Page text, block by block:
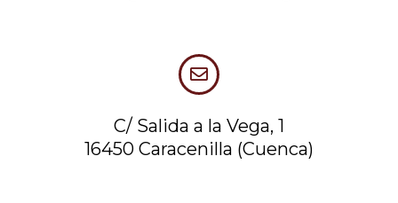
C/ Salida a la Vega, 1
16450 Caracenilla (Cuenca)